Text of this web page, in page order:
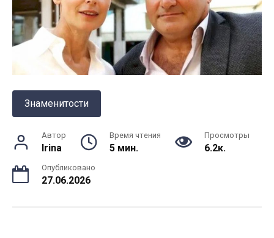
Знаменитости
Автор
Irina
Время чтения
5 мин.
Просмотры
6.2к.
Опубликовано
27.06.2026